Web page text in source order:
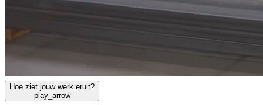
Hoe ziet jouw werk eruit?
play_arrow